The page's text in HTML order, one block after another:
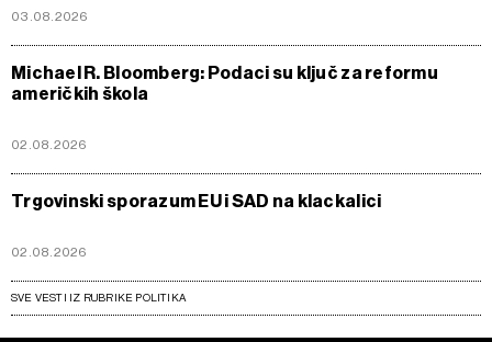
03.08.2026
Michael R. Bloomberg: Podaci su ključ za reformu
američkih škola
02.08.2026
Trgovinski sporazum EU i SAD na klackalici
02.08.2026
SVE VESTI IZ RUBRIKE POLITIKA